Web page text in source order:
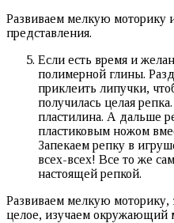
Развиваем мелкую моторику
представления.
Если есть время и
полимерной глины.
приклеить липучки,
получилась целая
пластилина. А дальше
пластиковым ножом
Запекаем репку в
всех-всех! Все то же
настоящей репкой.
Развиваем мелкую моторику,
целое, изучаем окружающий